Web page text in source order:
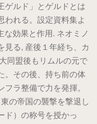
ゲルド」とゲルドとは
われる。設定資料集よ
な効果と作用. ネオミノ
る, 産後１年経ち、カ
同盟後もリムルの元で
。その後、持ち前の体
ラ整備で力を発揮。
の帝国の襲撃を撃退し
ド）の称号を授かっ